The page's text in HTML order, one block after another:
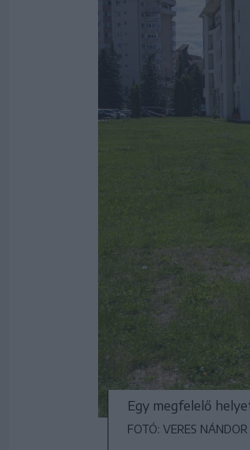
Egy megfelelő
FOTÓ: VERES NÁNDOR